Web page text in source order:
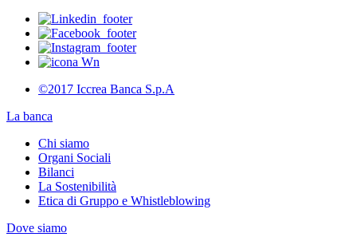
©2017 Iccrea Banca S.p.A
La banca
Chi siamo
Organi Sociali
Bilanci
La Sostenibilità
Etica di Gruppo e Whistleblowing
Dove siamo